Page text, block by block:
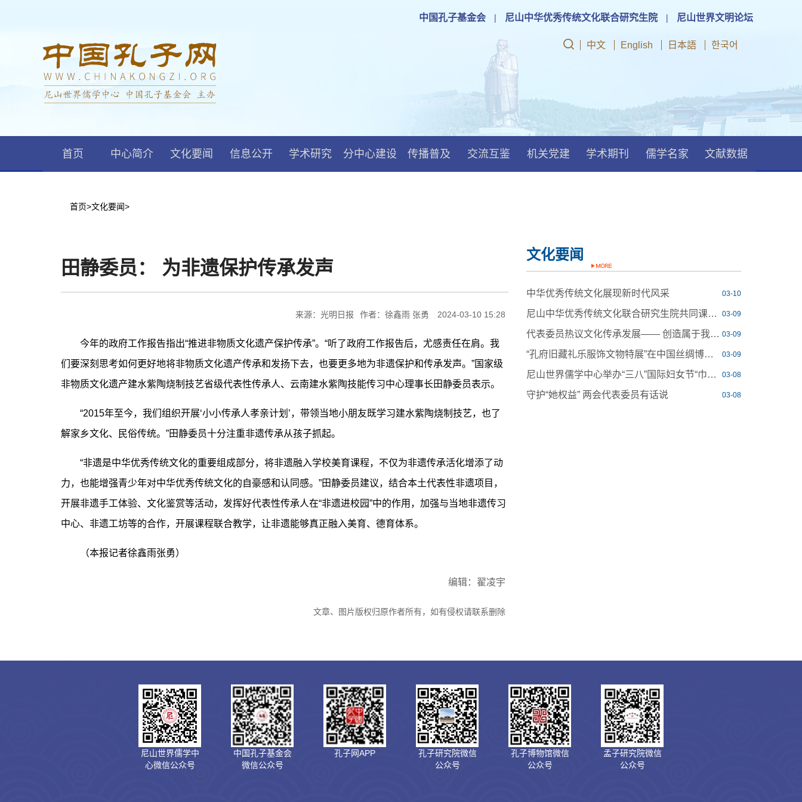
中国孔子基金会 | 尼山中华优秀传统文化联合研究生院 | 尼山世界文明论坛
中文 English 日本語 한국어
首页 中心简介 文化要闻 信息公开 学术研究 分中心建设 传播普及 交流互鉴 机关党建 学术期刊 儒学名家 文献数据
首页>文化要闻>
田静委员： 为非遗保护传承发声
来源：光明日报 作者：徐鑫雨 张勇 2024-03-10 15:28
今年的政府工作报告指出“推进非物质文化遗产保护传承”。“听了政府工作报告后，尤感责任在肩。我
们要深刻思考如何更好地将非物质文化遗产传承和发扬下去，也要更多地为非遗保护和传承发声。”国家级
非物质文化遗产建水紫陶烧制技艺省级代表性传承人、云南建水紫陶技能传习中心理事长田静委员表示。
“2015年至今，我们组织开展‘小小传承人孝亲计划’，带领当地小朋友既学习建水紫陶烧制技艺，也了
解家乡文化、民俗传统。”田静委员十分注重非遗传承从孩子抓起。
“非遗是中华优秀传统文化的重要组成部分，将非遗融入学校美育课程，不仅为非遗传承活化增添了动
力，也能增强青少年对中华优秀传统文化的自豪感和认同感。”田静委员建议，结合本土代表性非遗项目，
开展非遗手工体验、文化鉴赏等活动，发挥好代表性传承人在“非遗进校园”中的作用，加强与当地非遗传习
中心、非遗工坊等的合作，开展课程联合教学，让非遗能够真正融入美育、德育体系。
（本报记者徐鑫雨张勇）
编辑：翟凌宇
文章、图片版权归原作者所有，如有侵权请联系删除
文化要闻
03-10
中华优秀传统文化展现新时代风采
03-09
尼山中华优秀传统文化联合研究生院共同课“中华优秀传统文化新论”开讲
03-09
代表委员热议文化传承发展—— 创造属于我们这个时代的新文化
03-09
“孔府旧藏礼乐服饰文物特展”在中国丝绸博物馆展出
03-08
尼山世界儒学中心举办“三八”国际妇女节“巾帼文明岗”表彰大会
03-08
守护“她权益” 两会代表委员有话说
尼山世界儒学中
心微信公众号
中国孔子基金会
微信公众号
孔子网APP
孔子研究院微信
公众号
孔子博物馆微信
公众号
孟子研究院微信
公众号